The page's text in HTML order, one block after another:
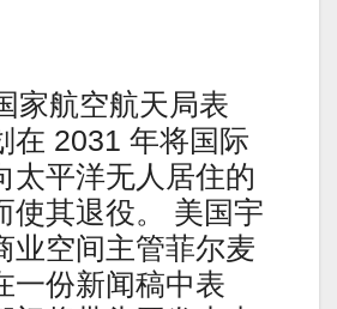
家航空航天局表
在 2031 年将国际
太平洋无人居住的
使其退役。 美国宇
业空间主管菲尔麦
一份新闻稿中表